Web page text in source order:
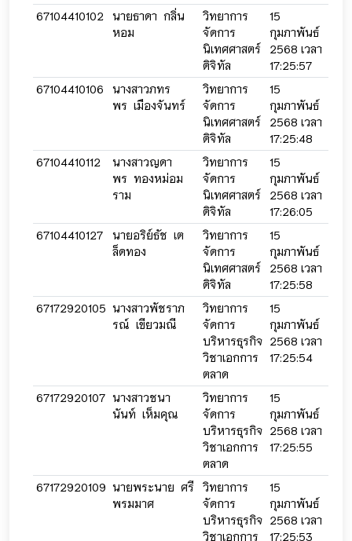
67104410102
นายธาดา กลิ่น
หอม
วิทยาการ
จัดการ
นิเทศศาสตร์
ดิจิทัล
15
กุมภาพันธ์
2568 เวลา
17:25:57
67104410106
นางสาวภทร
พร เมืองจันทร์
วิทยาการ
จัดการ
นิเทศศาสตร์
ดิจิทัล
15
กุมภาพันธ์
2568 เวลา
17:25:48
67104410112
นางสาวญดา
พร ทองหม่อม
ราม
วิทยาการ
จัดการ
นิเทศศาสตร์
ดิจิทัล
15
กุมภาพันธ์
2568 เวลา
17:26:05
67104410127
นายอริย์ธัช เต
ล็ดทอง
วิทยาการ
จัดการ
นิเทศศาสตร์
ดิจิทัล
15
กุมภาพันธ์
2568 เวลา
17:25:58
67172920105 นางสาวพัชราภ
รณ์ เขียวมณี
วิทยาการ
จัดการ
บริหารธุรกิจ
วิชาเอกการ
ตลาด
15
กุมภาพันธ์
2568 เวลา
17:25:54
67172920107 นางสาวชนา
นันท์ เห็มคุณ
วิทยาการ
จัดการ
บริหารธุรกิจ
วิชาเอกการ
ตลาด
15
กุมภาพันธ์
2568 เวลา
17:25:55
67172920109 นายพระนาย ศรี
พรมมาศ
วิทยาการ
จัดการ
บริหารธุรกิจ
วิชาเอกการ
15
กุมภาพันธ์
2568 เวลา
17:25:53